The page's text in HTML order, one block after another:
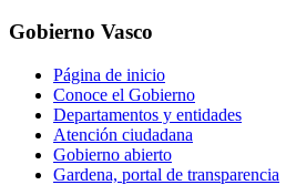
Gobierno Vasco
Página de inicio
Conoce el Gobierno
Departamentos y entidades
Atención ciudadana
Gobierno abierto
Gardena, portal de transparencia